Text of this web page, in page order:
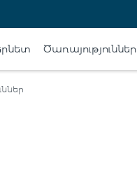
Ծառայություններ